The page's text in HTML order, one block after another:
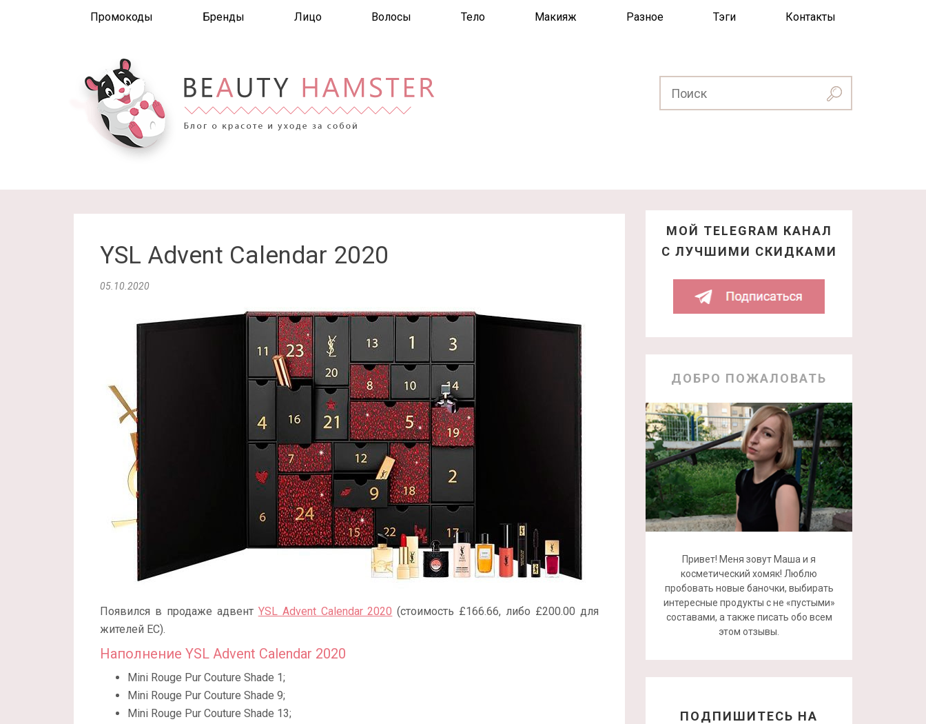
Промокоды Бренды Лицо Волосы Тело Макияж Разное Тэги Контакты
YSL Advent Calendar 2020
05.10.2020
Появился в продаже адвент YSL Advent Calendar 2020 (стоимость £166.66, либо £200.00 для
жителей ЕС).
Наполнение YSL Advent Calendar 2020
Mini Rouge Pur Couture Shade 1;
Mini Rouge Pur Couture Shade 9;
Mini Rouge Pur Couture Shade 13;
МОЙ TELEGRAM КАНАЛ
С ЛУЧШИМИ СКИДКАМИ
ДОБРО ПОЖАЛОВАТЬ
Привет! Меня зовут Маша и я
косметический хомяк! Люблю
пробовать новые баночки, выбирать
интересные продукты с не «пустыми»
составами, а также писать обо всем
этом отзывы.
ПОДПИШИТЕСЬ НА